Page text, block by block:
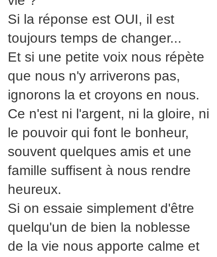
Si la réponse est OUI, il est
toujours temps de changer...
Et si une petite voix nous répète
que nous n'y arriverons pas,
ignorons la et croyons en nous.
Ce n'est ni l'argent, ni la gloire, ni
le pouvoir qui font le bonheur,
souvent quelques amis et une
famille suffisent à nous rendre
heureux.
Si on essaie simplement d'être
quelqu'un de bien la noblesse
de la vie nous apporte calme et